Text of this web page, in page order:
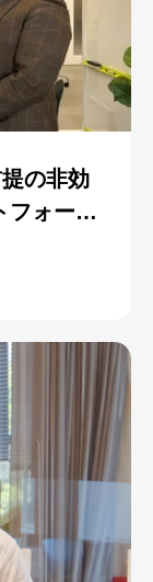
の非効
フォーム